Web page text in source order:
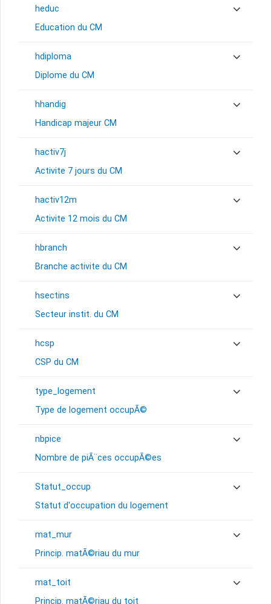
heduc
Education du CM
hdiploma
Diplome du CM
hhandig
Handicap majeur CM
hactiv7j
Activite 7 jours du CM
hactiv12m
Activite 12 mois du CM
hbranch
Branche activite du CM
hsectins
Secteur instit. du CM
hcsp
CSP du CM
type_logement
Type de logement occupÃ©
nbpice
Nombre de piÃ¨ces occupÃ©es
Statut_occup
Statut d'occupation du logement
mat_mur
Princip. matÃ©riau du mur
mat_toit
Princip. matÃ©riau du toit